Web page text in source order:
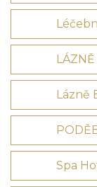
Lázně
Spa